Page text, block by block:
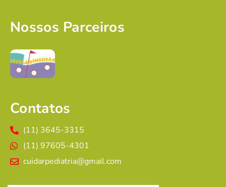
Nossos Parceiros
Contatos
(11) 3645-3315
(11) 97605-4301
cuidarpediatria@gmail.com